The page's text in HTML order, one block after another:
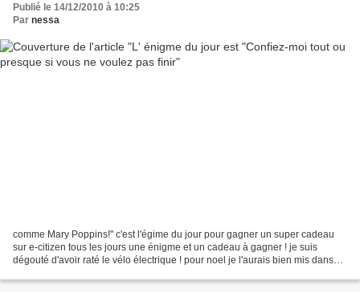
Publié le 14/12/2010 à 10:25
Par nessa
comme Mary Poppins!" c'est l'égime du jour pour gagner un super cadeau
sur e-citizen tous les jours une énigme et un cadeau à gagner ! je suis
dégouté d'avoir raté le vélo électrique ! pour noel je l'aurais bien mis dans